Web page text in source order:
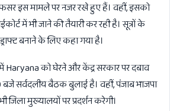
इस मामले पर नजर रखे हुए हैं। वहीं, इसको
में भी जाने की तैयारी कर रही है। सूत्रों के
बनाने के लिए कहा गया है।
Haryana को घेरने और केंद्र सरकार पर दबाव
सर्वदलीय बैठक बुलाई है। वहीं, पंजाब भाजपा
मुख्यालयों पर प्रदर्शन करेगी।